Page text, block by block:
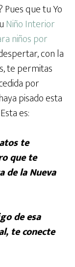
que tu Yo
Niño Interior
niños por
con la
te permitas
por
pisado esta
es:
te
que te
de la Nueva
de esa
te conecte